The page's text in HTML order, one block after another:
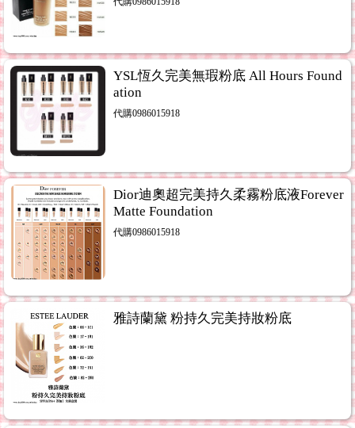
YSL恆久完美無瑕粉底 All Hours Found
ation
代購0986015918
Dior迪奧超完美持久柔霧粉底液Forever
Matte Foundation
代購0986015918
雅詩蘭黛 粉持久完美持妝粉底